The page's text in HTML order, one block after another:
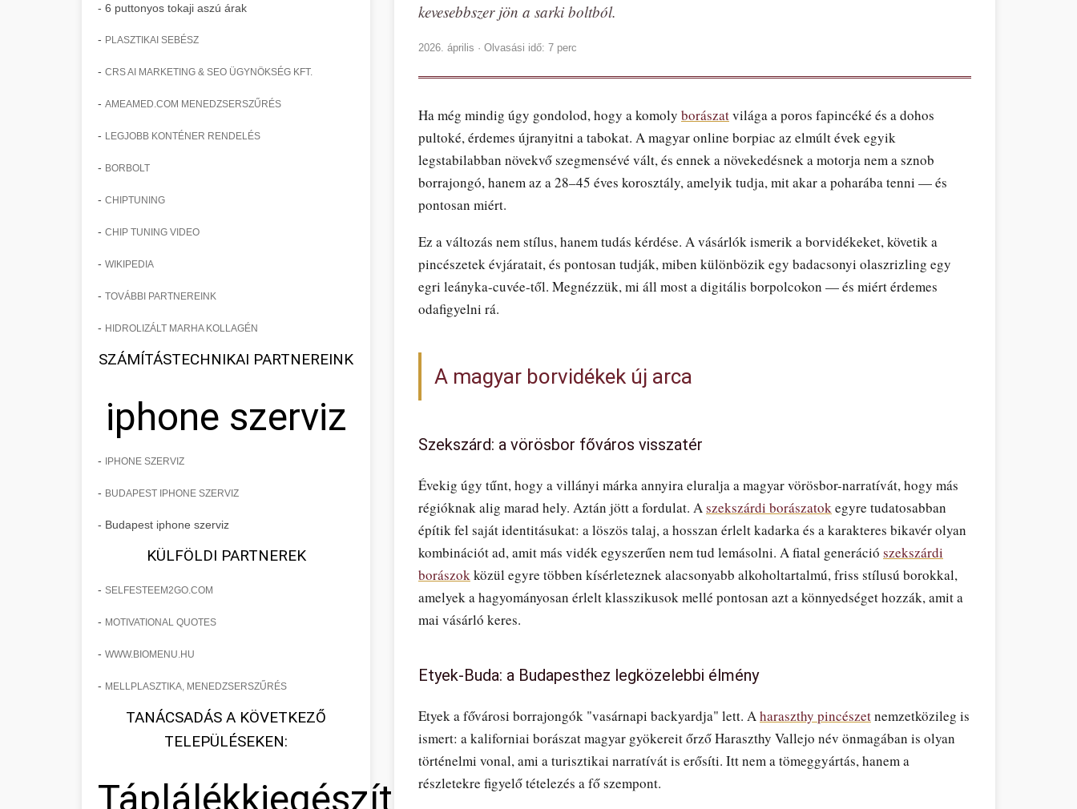
- 6 puttonyos tokaji aszú árak
- PLASZTIKAI SEBÉSZ
- CRS AI MARKETING & SEO ÜGYNÖKSÉG KFT.
- AMEAMED.COM MENEDZSERSZŰRÉS
- LEGJOBB KONTÉNER RENDELÉS
- BORBOLT
- CHIPTUNING
- CHIP TUNING VIDEO
- WIKIPEDIA
- TOVÁBBI PARTNEREINK
- HIDROLIZÁLT MARHA KOLLAGÉN
SZÁMÍTÁSTECHNIKAI PARTNEREINK
iphone szerviz
- IPHONE SZERVIZ
- BUDAPEST IPHONE SZERVIZ
- Budapest iphone szerviz
KÜLFÖLDI PARTNEREK
- SELFESTEEM2GO.COM
- MOTIVATIONAL QUOTES
- WWW.BIOMENU.HU
- MELLPLASZTIKA, MENEDZSERSZŰRÉS
TANÁCSADÁS A KÖVETKEZŐ
TELEPÜLÉSEKEN:
Táplálékkiegészítő
kevesebbszer jön a sarki boltból.
2026. április · Olvasási idő: 7 perc
Ha még mindig úgy gondolod, hogy a komoly borászatvilága a poros fapincéké és a dohos
pultoké, érdemes újranyitni a tabokat. A magyar online borpiac az elmúlt évek egyik
legstabilabban növekvő szegmensévé vált, és ennek a növekedésnek a motorja nem a sznob
borrajongó, hanem az a 28–45 éves korosztály, amelyik tudja, mit akar a poharába tenni — és
pontosan miért.
Ez a változás nem stílus, hanem tudás kérdése. A vásárlók ismerik a borvidékeket, követik a
pincészetek évjáratait, és pontosan tudják, miben különbözik egy badacsonyi olaszrizling egy
egri leányka-cuvée-től. Megnézzük, mi áll most a digitális borpolcokon — és miért érdemes
odafigyelni rá.
A magyar borvidékek új arca
Szekszárd: a vörösbor főváros visszatér
Évekig úgy tűnt, hogy a villányi márka annyira eluralja a magyar vörösbor-narratívát, hogy más
régióknak alig marad hely. Aztán jött a fordulat. A szekszárdi borászatok egyre tudatosabban
építik fel saját identitásukat: a löszös talaj, a hosszan érlelt kadarka és a karakteres bikavér olyan
kombinációt ad, amit más vidék egyszerűen nem tud lemásolni. A fiatal generáció szekszárdi
borászok közül egyre többen kísérleteznek alacsonyabb alkoholtartalmú, friss stílusú borokkal,
amelyek a hagyományosan érlelt klasszikusok mellé pontosan azt a könnyedséget hozzák, amit a
mai vásárló keres.
Etyek-Buda: a Budapesthez legközelebbi élmény
Etyek a fővárosi borrajongók "vasárnapi backyardja" lett. A haraszthy pincészetnemzetközileg is
ismert: a kaliforniai borászat magyar gyökereit őrző Haraszthy Vallejo név önmagában is olyan
történelmi vonal, ami a turisztikai narratívát is erősíti. Itt nem a tömeggyártás, hanem a
részletekre figyelő tételezés a fő szempont.